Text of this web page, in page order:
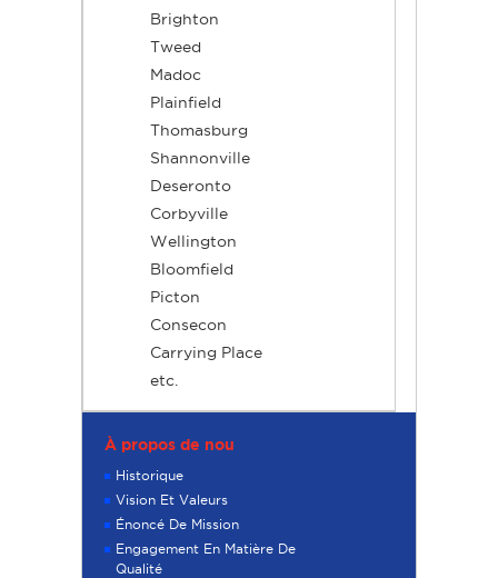
Brighton
Tweed
Madoc
Plainfield
Thomasburg
Shannonville
Deseronto
Corbyville
Wellington
Bloomfield
Picton
Consecon
Carrying Place
etc.
À propos de nou
Historique
Vision Et Valeurs
Énoncé De Mission
Engagement En Matière De
Qualité